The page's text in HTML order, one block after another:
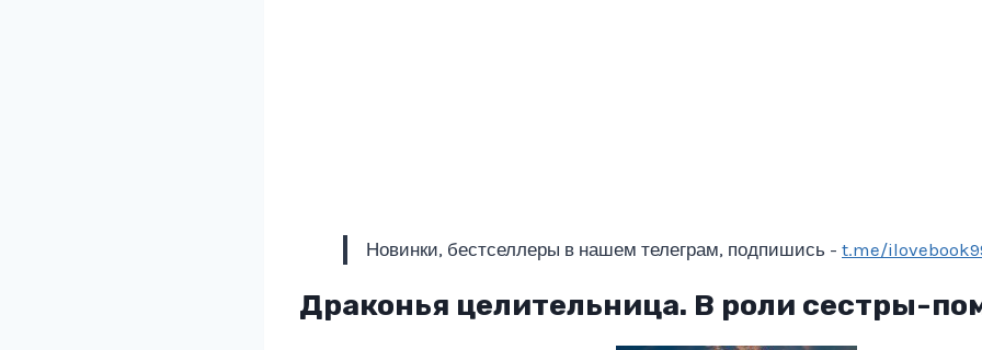
Новинки, бестселлеры в нашем телеграм, подпишись - t.me/
Драконья целительница. В роли сестры-